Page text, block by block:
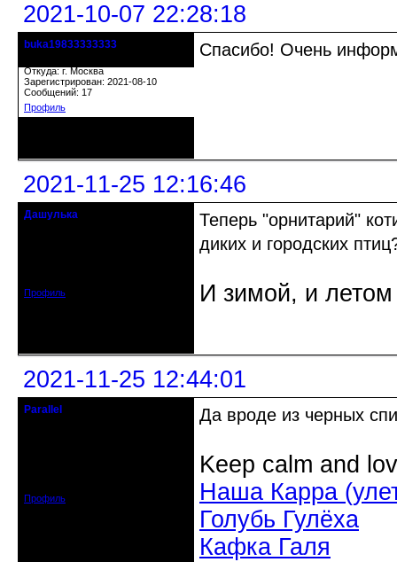
2021-10-07 22:28:18
buka19833333333
Откуда: г. Москва
Зарегистрирован: 2021-08-10
Сообщений: 17
Профиль
Спасибо! Очень
2021-11-25 12:16:46
Дашулька
Профиль
Теперь "орнитарий"
диких и городских
И зимой, и летом
2021-11-25 12:44:01
Parallel
Профиль
Да вроде из черных
Keep calm and
Наша Карра
Голубь Гулёха
Кафка Галя